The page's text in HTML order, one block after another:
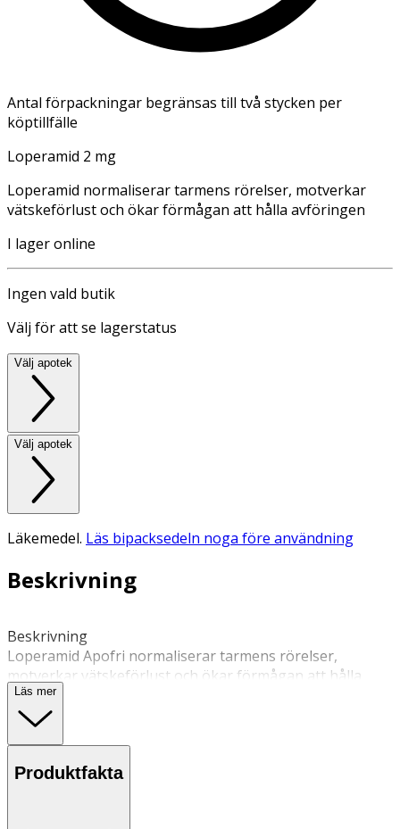
Antal förpackningar begränsas till två stycken per
köptillfälle
Loperamid 2 mg
Loperamid normaliserar tarmens rörelser, motverkar
vätskeförlust och ökar förmågan att hålla avföringen
I lager online
Ingen vald butik
Välj för att se lagerstatus
Välj apotek
Välj apotek
Läkemedel. Läs bipacksedeln noga före användning
Beskrivning
Beskrivning
Loperamid Apofri normaliserar tarmens rörelser,
motverkar vätskeförlust och ökar förmågan att hålla
avföringen. Loperamid Apofri används vid tillfällig (akut)
diarré hos vuxna och barn över 12 år. Läs alltid
information.
Läs mer
Produktfakta